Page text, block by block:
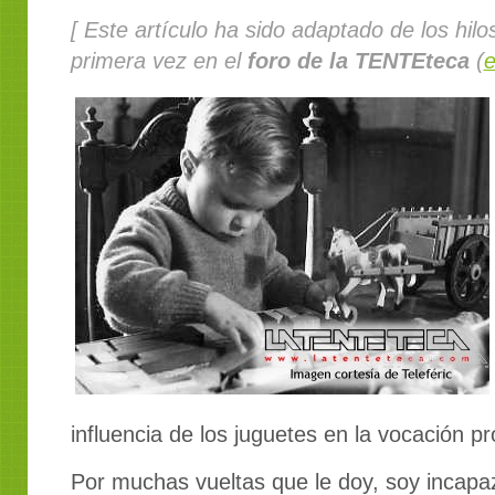
[ Este artículo ha sido adaptado de los
primera vez en el foro de la TENTEteca(
influencia de los juguetes en la vocación
Por muchas vueltas que le doy, soy